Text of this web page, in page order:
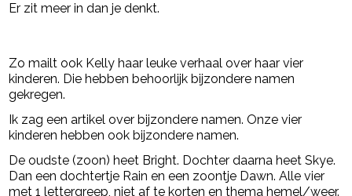
Er zit meer in dan je denkt.
Zo mailt ook Kelly haar leuke verhaal over haar vier
kinderen. Die hebben behoorlijk bijzondere namen
gekregen.
Ik zag een artikel over bijzondere namen. Onze vier
kinderen hebben ook bijzondere namen.
De oudste (zoon) heet Bright. Dochter daarna heet Skye.
Dan een dochtertje Rain en een zoontje Dawn. Alle vier
met 1 lettergreep, niet af te korten en thema hemel/weer.